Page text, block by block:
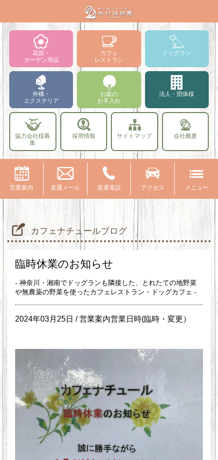
花苗・
ガーデン用品
カフェ
レストラン
ドッグラン
外構・
エクステリア
お庭の
お手入れ
法人・団体様
協力会社様募
集
採用情報 サイトマップ 会社概要
営業案内 直通メール 直通電話 アクセス メニュー
カフェナチュールブログ
臨時休業のお知らせ
- 神奈川・湘南でドッグランも隣接した、とれたての地野菜
や無農薬の野菜を使ったカフェレストラン・ドッグカフェ -
2024年03月25日 /営業案内営業日時(臨時・変更）